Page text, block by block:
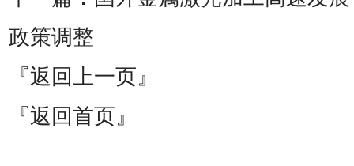
政策调整
『返回上一页』
『返回首页』